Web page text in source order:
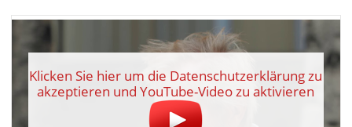
Klicken Sie hier um die Datenschutzerklärung zu
akzeptieren und YouTube-Video zu aktivieren